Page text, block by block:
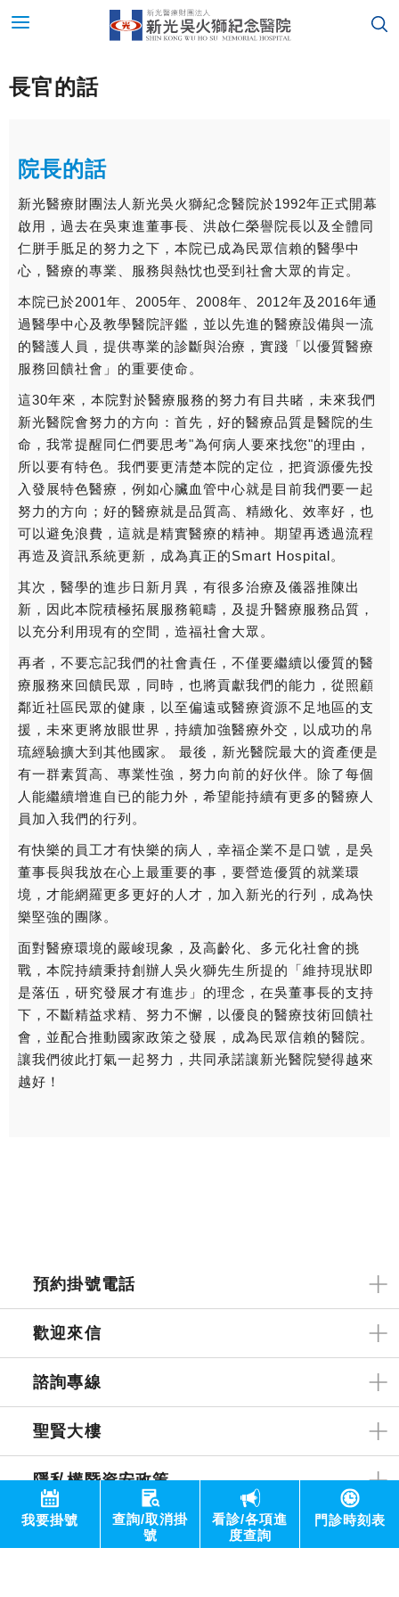
我要掛號
查詢/取消掛
號
看診/各項進
度查詢
門診時刻表
長官的話
院長的話
新光醫療財團法人新光吳火獅紀念醫院於1992年正式開幕
啟用，過去在吳東進董事長、洪啟仁榮譽院長以及全體同
仁胼手胝足的努力之下，本院已成為民眾信賴的醫學中
心，醫療的專業、服務與熱忱也受到社會大眾的肯定。
本院已於2001年、2005年、2008年、2012年及2016年通
過醫學中心及教學醫院評鑑，並以先進的醫療設備與一流
的醫護人員，提供專業的診斷與治療，實踐「以優質醫療
服務回饋社會」的重要使命。
這30年來，本院對於醫療服務的努力有目共睹，未來我們
新光醫院會努力的方向：首先，好的醫療品質是醫院的生
命，我常提醒同仁們要思考"為何病人要來找您"的理由，
所以要有特色。我們要更清楚本院的定位，把資源優先投
入發展特色醫療，例如心臟血管中心就是目前我們要一起
努力的方向；好的醫療就是品質高、精緻化、效率好，也
可以避免浪費，這就是精實醫療的精神。期望再透過流程
再造及資訊系統更新，成為真正的Smart Hospital。
其次，醫學的進步日新月異，有很多治療及儀器推陳出
新，因此本院積極拓展服務範疇，及提升醫療服務品質，
以充分利用現有的空間，造福社會大眾。
再者，不要忘記我們的社會責任，不僅要繼續以優質的醫
療服務來回饋民眾，同時，也將貢獻我們的能力，從照顧
鄰近社區民眾的健康，以至偏遠或醫療資源不足地區的支
援，未來更將放眼世界，持續加強醫療外交，以成功的帛
琉經驗擴大到其他國家。 最後，新光醫院最大的資產便是
有一群素質高、專業性強，努力向前的好伙伴。除了每個
人能繼續增進自已的能力外，希望能持續有更多的醫療人
員加入我們的行列。
有快樂的員工才有快樂的病人，幸福企業不是口號，是吳
董事長與我放在心上最重要的事，要營造優質的就業環
境，才能網羅更多更好的人才，加入新光的行列，成為快
樂堅強的團隊。
面對醫療環境的嚴峻現象，及高齡化、多元化社會的挑
戰，本院持續秉持創辦人吳火獅先生所提的「維持現狀即
是落伍，研究發展才有進步」的理念，在吳董事長的支持
下，不斷精益求精、努力不懈，以優良的醫療技術回饋社
會，並配合推動國家政策之發展，成為民眾信賴的醫院。
讓我們彼此打氣一起努力，共同承諾讓新光醫院變得越來
越好！
預約掛號電話
歡迎來信
諮詢專線
聖賢大樓
隱私權暨資安政策
網站內容為新光醫院所有未經許可 請勿任意轉載 ｜ 最佳解析
度為1440x768 | 維護者：資訊部